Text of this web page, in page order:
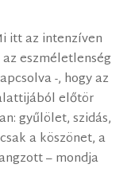
itt az intenzíven
eszméletlenség
-, hogy az
előtör
gyűlölet, szidás,
a köszönet, a
– mondja